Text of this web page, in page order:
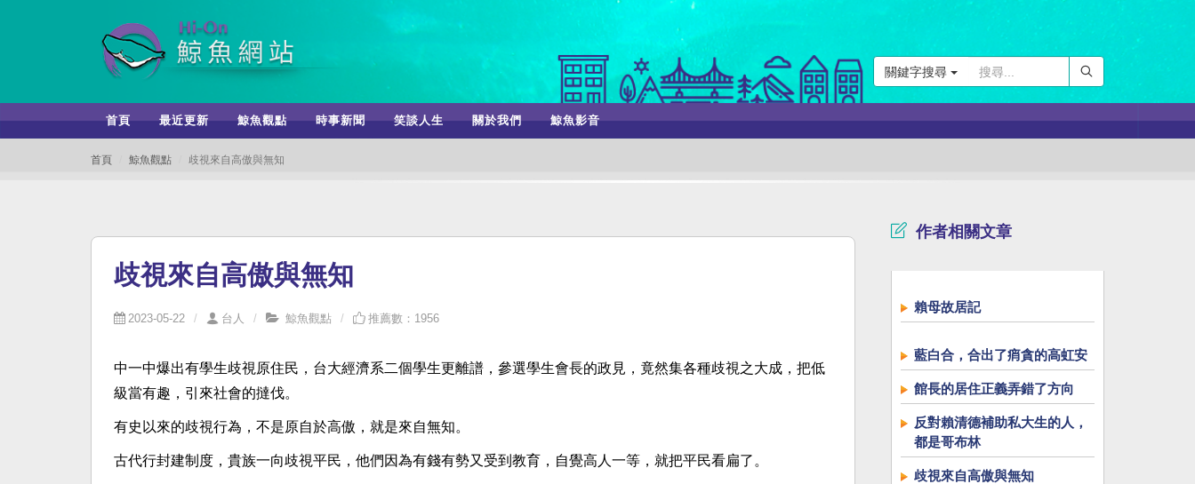
關鍵字搜尋
首頁 最近更新 鯨魚觀點 時事新聞 笑談人生 關於我們 鯨魚影音
首頁 鯨魚觀點 歧視來自高傲與無知
歧視來自高傲與無知
2023-05-22 台人 鯨魚觀點 推薦數：1956
中一中爆出有學生歧視原住民，台大經濟系二個學生更離譜，參選學生會長的政見，竟然集各種歧視之大成，把低
級當有趣，引來社會的撻伐。
有史以來的歧視行為，不是原自於高傲，就是來自無知。
古代行封建制度，貴族一向歧視平民，他們因為有錢有勢又受到教育，自覺高人一等，就把平民看扁了。
作者相關文章
賴母故居記
藍白合，合出了痟貪的高虹安
館長的居住正義弄錯了方向
反對賴清德補助私大生的人，
都是哥布林
歧視來自高傲與無知